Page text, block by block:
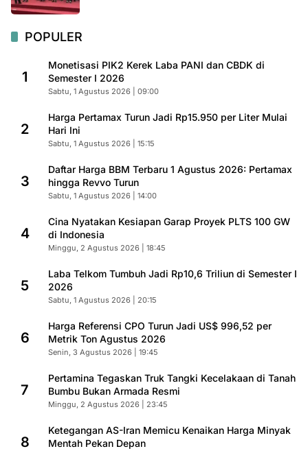
POPULER
1
Monetisasi PIK2 Kerek Laba PANI dan CBDK di
Semester I 2026
Sabtu, 1 Agustus 2026 | 09:00
2
Harga Pertamax Turun Jadi Rp15.950 per Liter Mulai
Hari Ini
Sabtu, 1 Agustus 2026 | 15:15
3
Daftar Harga BBM Terbaru 1 Agustus 2026: Pertamax
hingga Revvo Turun
Sabtu, 1 Agustus 2026 | 14:00
4
Cina Nyatakan Kesiapan Garap Proyek PLTS 100 GW
di Indonesia
Minggu, 2 Agustus 2026 | 18:45
5
Laba Telkom Tumbuh Jadi Rp10,6 Triliun di Semester I
2026
Sabtu, 1 Agustus 2026 | 20:15
6
Harga Referensi CPO Turun Jadi US$ 996,52 per
Metrik Ton Agustus 2026
Senin, 3 Agustus 2026 | 19:45
7
Pertamina Tegaskan Truk Tangki Kecelakaan di Tanah
Bumbu Bukan Armada Resmi
Minggu, 2 Agustus 2026 | 23:45
8
Ketegangan AS-Iran Memicu Kenaikan Harga Minyak
Mentah Pekan Depan